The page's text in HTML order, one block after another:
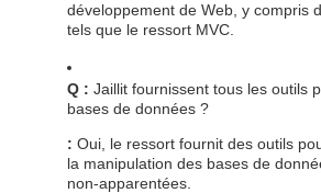
développement de Web, y compris
tels que le ressort MVC.
Q : Jaillit fournissent tous les outils
bases de données ?
: Oui, le ressort fournit des outils
la manipulation des bases de
non-apparentées.